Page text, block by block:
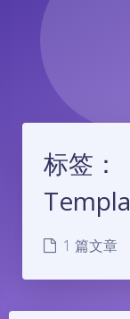
标签：
1 篇文章